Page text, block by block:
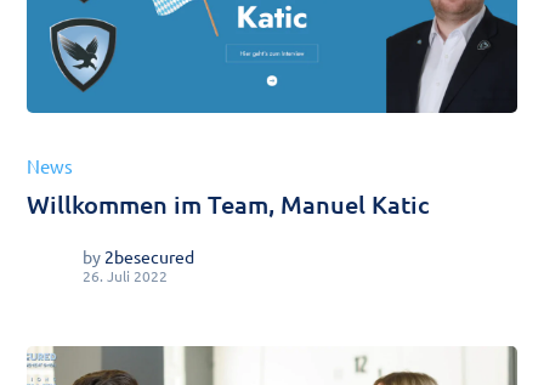
News
Willkommen im Team, Manuel Katic
by 2besecured
26. Juli 2022